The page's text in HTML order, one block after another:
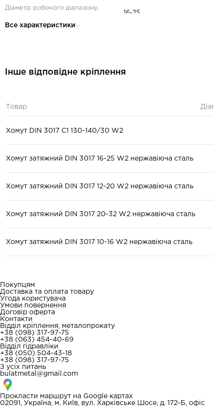
Діаметр робочого діапазону,
16-25
Все характеристики
Інше відповідне кріплення
Товар
Хомут DIN 3017 C1 130-140/30 W2
Хомут затяжний DIN 3017 16-25 W2 нержавіюча сталь
Хомут затяжний DIN 3017 12-20 W2 нержавіюча сталь
Хомут затяжний DIN 3017 20-32 W2 нержавіюча сталь
Хомут затяжний DIN 3017 10-16 W2 нержавіюча сталь
Покупцям
Доставка та оплата товару
Угода користувача
Умови повернення
Договір оферта
Контакти
Відділ кріплення, металопрокату
+38 (098) 317-97-75
+38 (063) 454-40-69
Відділ гідравліки
+38 (050) 504-43-18
+38 (098) 317-97-75
З усіх питань
bulatmetal@gmail.com
Прокласти маршрут на Google картах
02091, Україна, м. Київ, вул. Харківське Шосе, д. 172-Б, офіс